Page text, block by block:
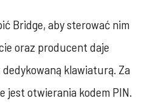
Bridge, aby sterować nim
oraz producent daje
dedykowaną klawiaturą. Za
jest otwierania kodem PIN.